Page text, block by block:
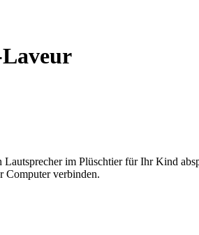
im Plüschtier für Ihr Kind
Computer verbinden.